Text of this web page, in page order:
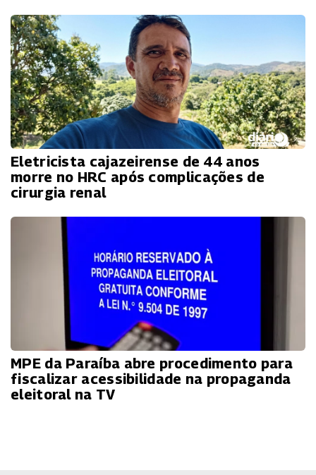
Eletricista cajazeirense de 44 anos
morre no HRC após complicações de
cirurgia renal
MPE da Paraíba abre procedimento para
fiscalizar acessibilidade na propaganda
eleitoral na TV